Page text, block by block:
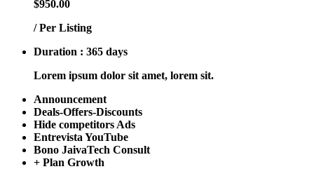
$950.00
/ Per Listing
Duration : 365 days
Lorem ipsum dolor sit amet, lorem sit.
Announcement
Deals-Offers-Discounts
Hide competitors Ads
Entrevista YouTube
Bono JaivaTech Consult
+ Plan Growth